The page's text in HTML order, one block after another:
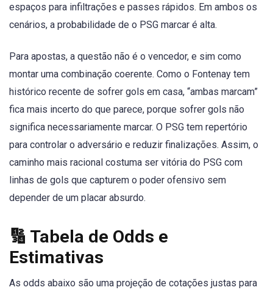
espaços para infiltrações e passes rápidos. Em ambos os
cenários, a probabilidade de o PSG marcar é alta.
Para apostas, a questão não é o vencedor, e sim como
montar uma combinação coerente. Como o Fontenay tem
histórico recente de sofrer gols em casa, “ambas marcam”
fica mais incerto do que parece, porque sofrer gols não
significa necessariamente marcar. O PSG tem repertório
para controlar o adversário e reduzir finalizações. Assim, o
caminho mais racional costuma ser vitória do PSG com
linhas de gols que capturem o poder ofensivo sem
depender de um placar absurdo.
🔢 Tabela de Odds e
Estimativas
As odds abaixo são uma projeção de cotações justas para